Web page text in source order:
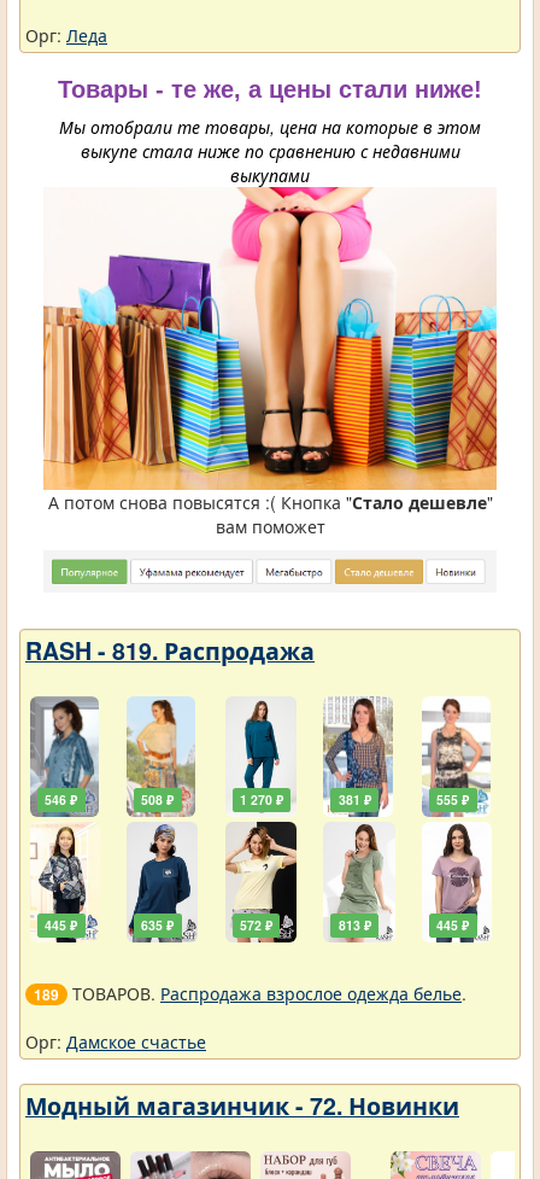
Орг: Леда
Товары - те же, а цены стали ниже!
Мы отобрали те товары, цена на которые в этом
выкупе стала ниже по сравнению с недавними
выкупами
А потом снова повысятся :( Кнопка "Стало дешевле"
вам поможет
RASH - 819. Распродажа
546 ₽
445 ₽
508 ₽
635 ₽
1 270 ₽
572 ₽
381 ₽
813 ₽
555 ₽
445 ₽
189 ТОВАРОВ. Распродажа взрослое одежда белье.
Орг: Дамское счастье
Модный магазинчик - 72. Новинки